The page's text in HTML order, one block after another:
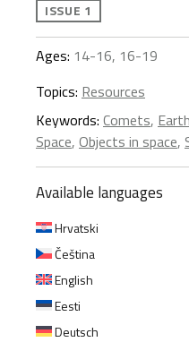
ISSUE 1
Ages: 14-16, 16-19
Topics: Resources
Keywords: Comets,
Space, Objects in space,
Available languages
Hrvatski
Čeština
English
Eesti
Deutsch